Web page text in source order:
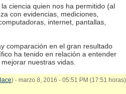
ciencia quien nos ha permitido (al
con evidencias, mediciones,
internet, pantallas,
comparación en el gran resultado
ha tenido en relación a entender
nuestras vidas.
) - marzo 8, 2016 - 05:51 PM (17:51 horas)